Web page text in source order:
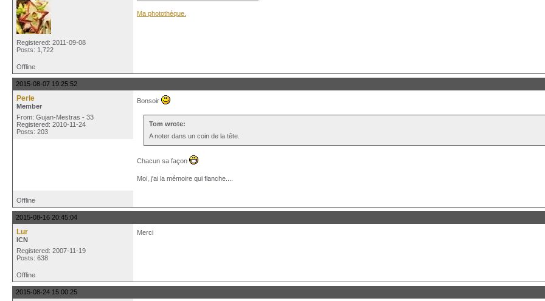
Registered: 2011-09-08
Posts: 1,722
Ma photothèque.
Offline
2015-08-07 19:25:52
Perle
Member
From: Gujan-Mestras - 33
Registered: 2010-11-24
Posts: 203
Bonsoir
Tom wrote:
A noter dans un coin de la tête.
Chacun sa façon
Moi, j'ai la mémoire qui flanche....
Offline
2015-08-16 20:45:04
Lur
ICN
Registered: 2007-11-19
Posts: 638
Merci
Offline
2015-08-24 15:00:25